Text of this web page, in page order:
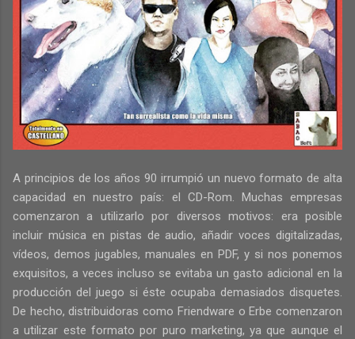
A principios de los años 90 irrumpió un nuevo formato de alta
capacidad en nuestro país: el CD-Rom. Muchas empresas
comenzaron a utilizarlo por diversos motivos: era posible
incluir música en pistas de audio, añadir voces digitalizadas,
vídeos, demos jugables, manuales en PDF, y si nos ponemos
exquisitos, a veces incluso se evitaba un gasto adicional en la
producción del juego si éste ocupaba demasiados disquetes.
De hecho, distribuidoras como Friendware o Erbe comenzaron
a utilizar este formato por puro marketing, ya que aunque el